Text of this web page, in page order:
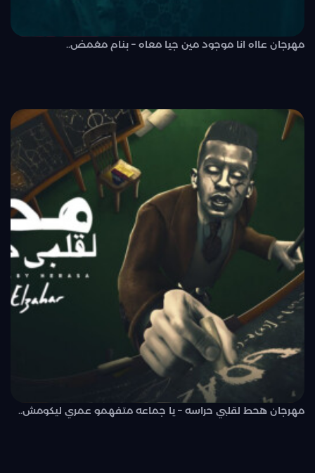
مهرجان عااه انا موجود مين جيا معاه – بنام مغمض..
مهرجان هحط لقلبي حراسه – يا جماعه متفهمو عمري ليكومش..